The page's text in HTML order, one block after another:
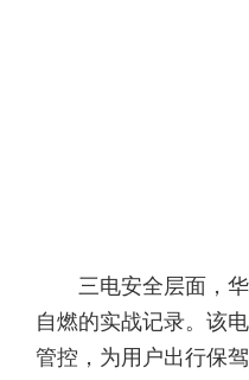
三电安全层面，
自燃的实战记录。该
管控，为用户出行保